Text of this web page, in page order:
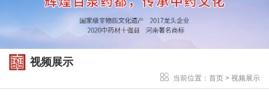
视频展示
当前位置： 首页 > 视频展示